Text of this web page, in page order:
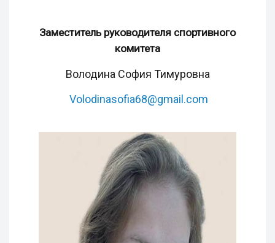
Заместитель руководителя спортивного
комитета
Володина София Тимуровна
Volodinasofia68@gmail.com